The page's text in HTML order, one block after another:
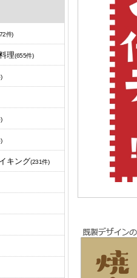
件)
理(655件)
キング(231件)